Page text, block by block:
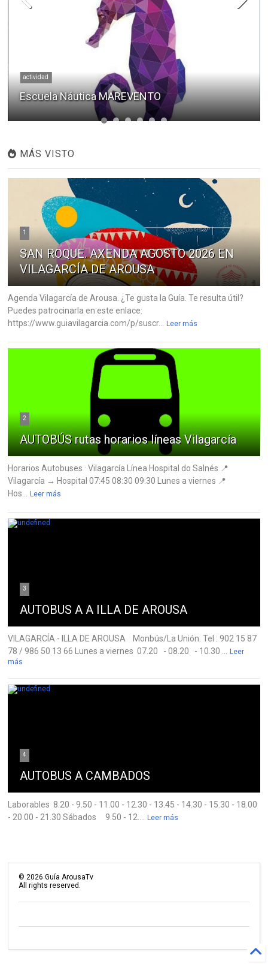
actividad
Escuela Náutica MAREVENTO
MÁS VISTO
1
SAN ROQUE. AXENDA AGOSTO 2026 EN
VILAGARCÍA DE AROUSA
Agenda Vilagarcía de Arousa. ¿Te gusta la Guía. Te resulta útil?
Puedes patrocinarla en este enlace:
https://www.guiavilagarcia.com/p/suscr...
Leer más
2
AUTOBÚS rutas horarios líneas Vilagarcía
Horarios Autobuses · Vilagarcía Línea Hospital do Salnés 📍
Vilagarcía → Hospital 07:45 08:30 09:30 Lunes a viernes 📍
Hos...
Leer más
3
AUTOBUS A A ILLA DE AROUSA
VILAGARCÍA - ILLA DE AROUSA Monbús/La Unión. Tel : 902 15 87
78 / 986 50 13 66 Lunes a viernes 07.20 - 08.20 - 10.30 ...
Leer
más
4
AUTOBUS A CAMBADOS
Laborables 8.20 - 9.50 - 11.00 - 12.30 - 13.45 - 14.30 - 15.30 - 18.00
- 20.00 - 21.30 Sábados 9.50 - 12....
Leer más
©2026 Guía ArousaTv
All rights reserved.